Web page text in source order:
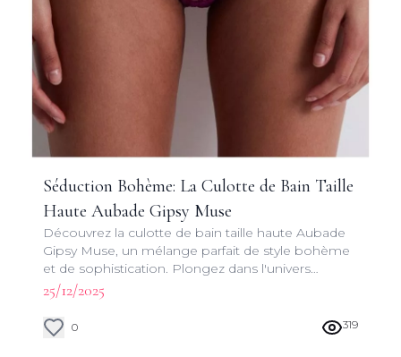
Séduction Bohème: La Culotte de Bain Taille
Haute Aubade Gipsy Muse
Découvrez la culotte de bain taille haute Aubade
Gipsy Muse, un mélange parfait de style bohème
et de sophistication. Plongez dans l'univers
envoûtant de cette pièce iconique de la collection
Gipsy Muse - Bain.
25/12/2025
0 319